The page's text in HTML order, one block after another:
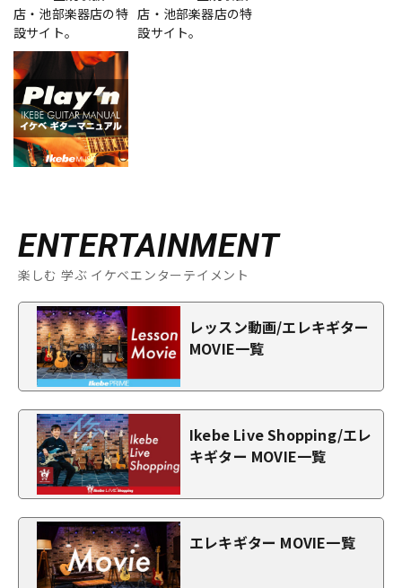
店・池部楽器店の特
設サイト。
店・池部楽器店の特
設サイト。
ENTERTAINMENT
楽しむ 学ぶ イケベエンターテイメント
レッスン動画/エレキギター
MOVIE一覧
Ikebe Live Shopping/エレ
キギター MOVIE一覧
エレキギター MOVIE一覧